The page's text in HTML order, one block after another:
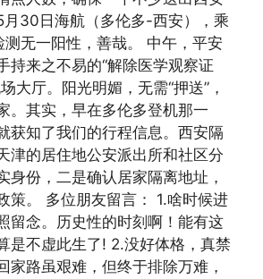
月30日海航（多伦多-西安），乘
无一阳性，善哉。 中午，平安
持来之不易的“解除医学观察证
大厅。阳光明媚，无需“押送”，
。其实，早在多伦多登机那一
获知了我们的行程信息。西安隔
津的居住地公安派出所和社区分
身份，二是确认居家隔离地址，
策。 多位朋友留言： 1.啥时候进
留念。历史性的时刻啊！能有这
是不虚此生了! 2.没好体格，真禁
家路虽艰难，但终于排除万难，